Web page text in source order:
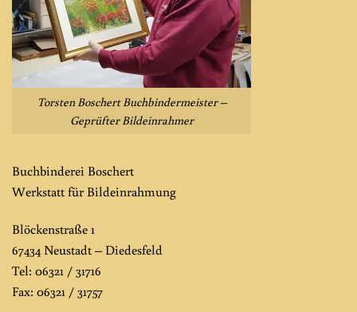
Torsten Boschert Buchbindermeister –
Geprüfter Bildeinrahmer
Buchbinderei Boschert
Werkstatt für Bildeinrahmung
Blöckenstraße 1
67434 Neustadt – Diedesfeld
Tel: 06321 / 31716
Fax: 06321 / 31757